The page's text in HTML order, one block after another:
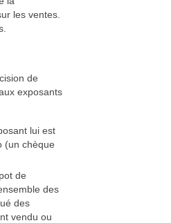
les ventes.
de
exposants
lui est
(un chèque
de
des
des
vendu ou